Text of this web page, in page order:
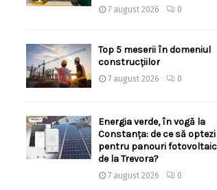
7 august 2026 0
Top 5 meserii în domeniul
construcțiilor
7 august 2026 0
Energia verde, în vogă la
Constanța: de ce să optezi
pentru panouri
de la Trevora?
7 august 2026 0